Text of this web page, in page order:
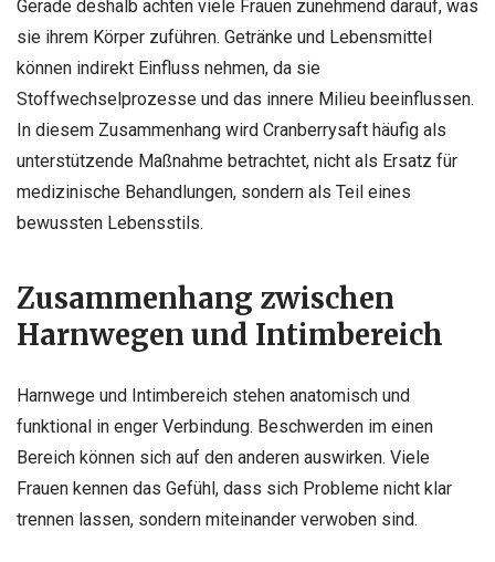
Gerade deshalb achten viele Frauen zunehmend darauf, was
sie ihrem Körper zuführen. Getränke und Lebensmittel
können indirekt Einfluss nehmen, da sie
Stoffwechselprozesse und das innere Milieu beeinflussen.
In diesem Zusammenhang wird Cranberrysaft häufig als
unterstützende Maßnahme betrachtet, nicht als Ersatz für
medizinische Behandlungen, sondern als Teil eines
bewussten Lebensstils.
Zusammenhang zwischen
Harnwegen und Intimbereich
Harnwege und Intimbereich stehen anatomisch und
funktional in enger Verbindung. Beschwerden im einen
Bereich können sich auf den anderen auswirken. Viele
Frauen kennen das Gefühl, dass sich Probleme nicht klar
trennen lassen, sondern miteinander verwoben sind.